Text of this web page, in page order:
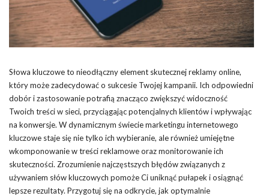
Słowa kluczowe to nieodłączny element skutecznej reklamy online,
który może zadecydować o sukcesie Twojej kampanii. Ich odpowiedni
dobór i zastosowanie potrafią znacząco zwiększyć widoczność
Twoich treści w sieci, przyciągając potencjalnych klientów i wpływając
na konwersje. W dynamicznym świecie marketingu internetowego
kluczowe staje się nie tylko ich wybieranie, ale również umiejętne
wkomponowanie w treści reklamowe oraz monitorowanie ich
skuteczności. Zrozumienie najczęstszych błędów związanych z
używaniem słów kluczowych pomoże Ci uniknąć pułapek i osiągnąć
lepsze rezultaty. Przygotuj się na odkrycie, jak optymalnie